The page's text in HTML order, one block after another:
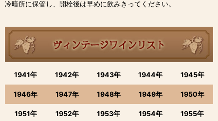
冷暗所に保管し、開栓後は早めに飲みきってください。
1941年 1942年 1943年 1944年 1945年
1946年 1947年 1948年 1949年 1950年
1951年 1952年 1953年 1954年 1955年